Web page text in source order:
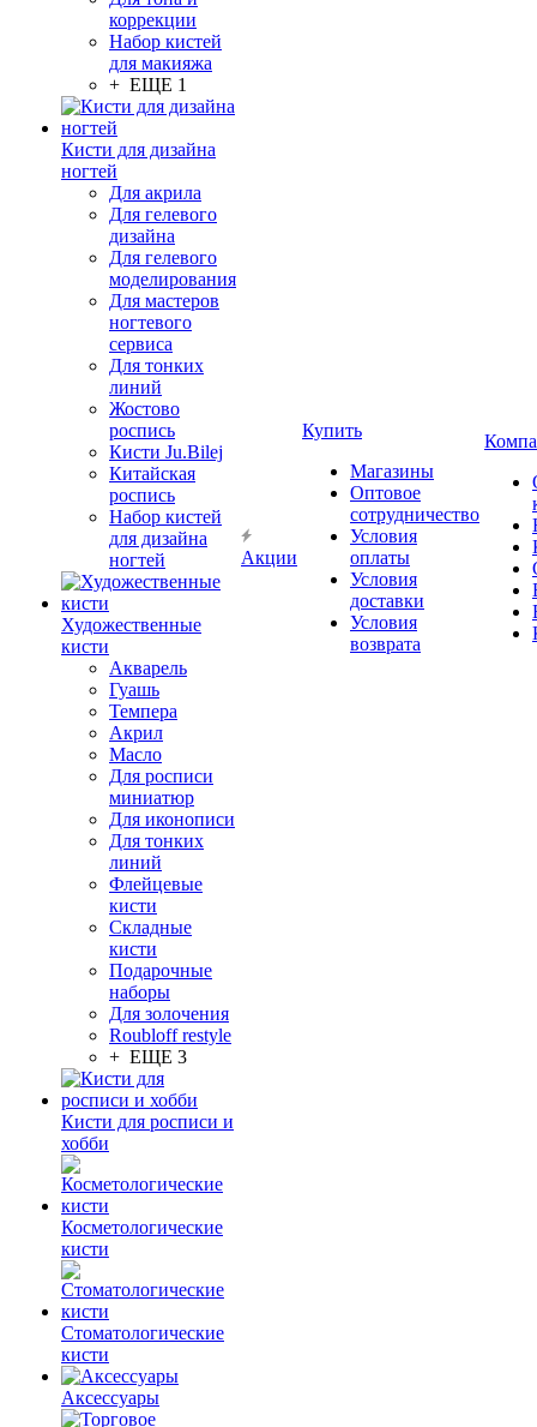
коррекции
Набор кистей
для макияжа
+ ЕЩЕ 1
Кисти для дизайна
ногтей
Для акрила
Для гелевого
дизайна
Для гелевого
моделирования
Для мастеров
ногтевого
сервиса
Для тонких
линий
Жостово
роспись
Кисти Ju.Bilej
Китайская
роспись
Набор кистей
для дизайна
ногтей
Художественные
кисти
Акварель
Гуашь
Темпера
Акрил
Масло
Для росписи
миниатюр
Для иконописи
Для тонких
линий
Флейцевые
кисти
Складные
кисти
Подарочные
наборы
Для золочения
Roubloff restyle
+ ЕЩЕ 3
Кисти для росписи и
хобби
Косметологические
кисти
Стоматологические
кисти
Аксессуары
Акции
Купить
Магазины
Оптовое
сотрудничество
Условия
оплаты
Условия
доставки
Условия
возврата